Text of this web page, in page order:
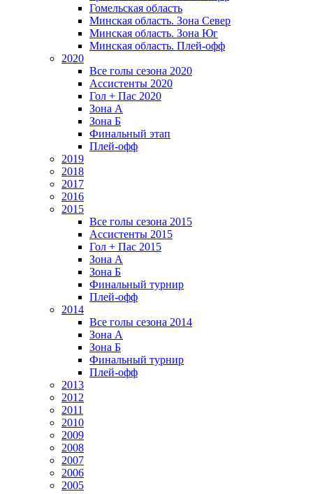
Гомельская область
Минская область. Зона Север
Минская область. Зона Юг
Минская область. Плей-офф
2020
Все голы сезона 2020
Ассистенты 2020
Гол + Пас 2020
Зона А
Зона Б
Финальный этап
Плей-офф
2019
2018
2017
2016
2015
Все голы сезона 2015
Ассистенты 2015
Гол + Пас 2015
Зона А
Зона Б
Финальный турнир
Плей-офф
2014
Все голы сезона 2014
Зона А
Зона Б
Финальный турнир
Плей-офф
2013
2012
2011
2010
2009
2008
2007
2006
2005